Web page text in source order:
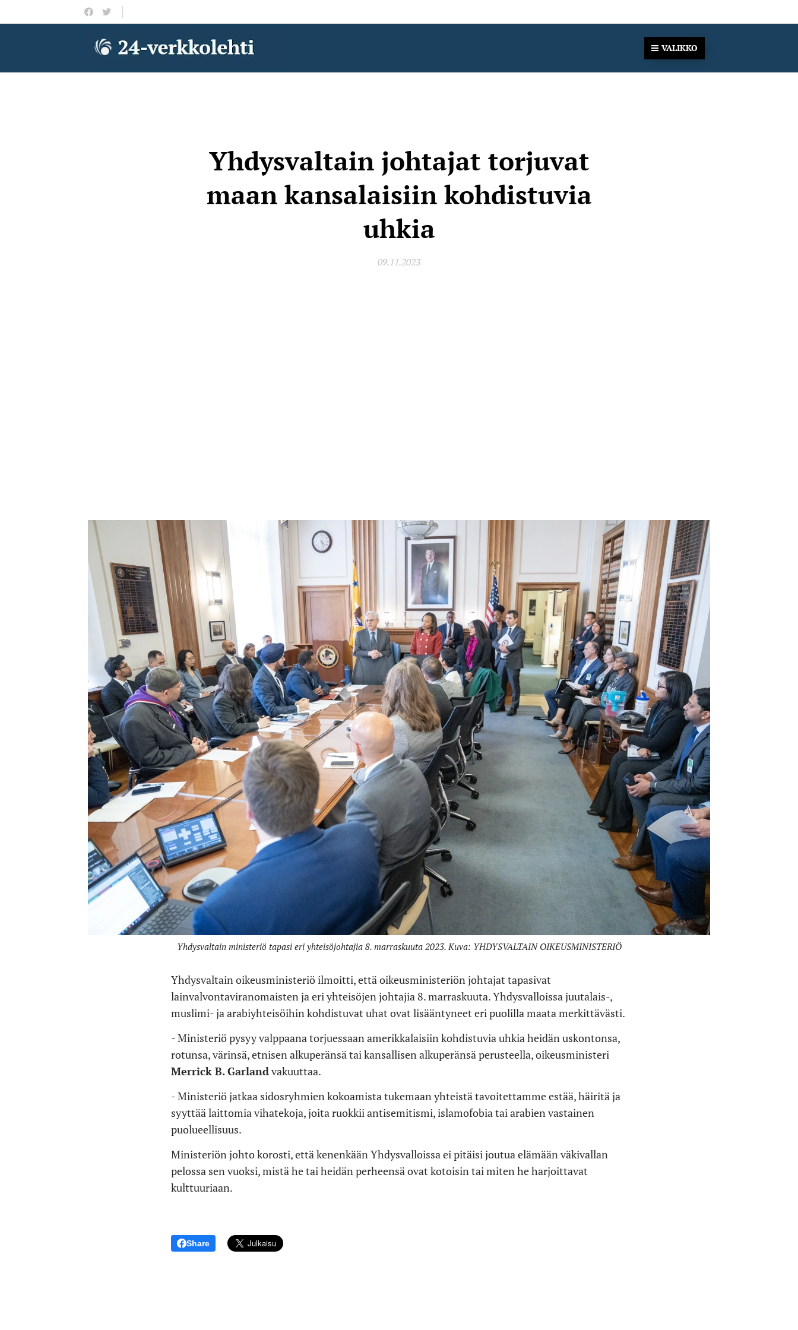
VALIKKO
Yhdysvaltain johtajat torjuvat
maan kansalaisiin kohdistuvia
uhkia
09.11.2023
Yhdysvaltain ministeriö tapasi eri yhteisöjohtajia 8. marraskuuta 2023. Kuva: YHDYSVALTAIN OIKEUSMINISTERIÖ
Yhdysvaltain oikeusministeriö ilmoitti, että oikeusministeriön johtajat tapasivat
lainvalvontaviranomaisten ja eri yhteisöjen johtajia 8. marraskuuta. Yhdysvalloissa juutalais-,
muslimi- ja arabiyhteisöihin kohdistuvat uhat ovat lisääntyneet eri puolilla maata merkittävästi.
- Ministeriö pysyy valppaana torjuessaan amerikkalaisiin kohdistuvia uhkia heidän uskontonsa,
rotunsa, värinsä, etnisen alkuperänsä tai kansallisen alkuperänsä perusteella, oikeusministeri
Merrick B. Garlandvakuuttaa.
- Ministeriö jatkaa sidosryhmien kokoamista tukemaan yhteistä tavoitettamme estää, häiritä ja
syyttää laittomia vihatekoja, joita ruokkii antisemitismi, islamofobia tai arabien vastainen
puolueellisuus.
Ministeriön johto korosti, että kenenkään Yhdysvalloissa ei pitäisi joutua elämään väkivallan
pelossa sen vuoksi, mistä he tai heidän perheensä ovat kotoisin tai miten he harjoittavat
kulttuuriaan.
Share